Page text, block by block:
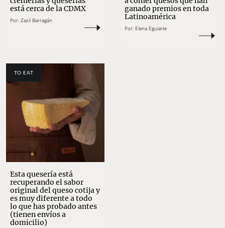
está cerca de la CDMX
Por: Zazil Barragán
ganado premios en toda
Latinoamérica
Por: Elena Eguiarte
TO EAT
Esta quesería está
recuperando el sabor
original del queso cotija y
es muy diferente a todo
lo que has probado antes
(tienen envíos a
domicilio)